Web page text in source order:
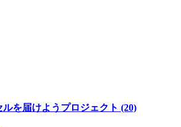
を届けようプロジェクト (20)